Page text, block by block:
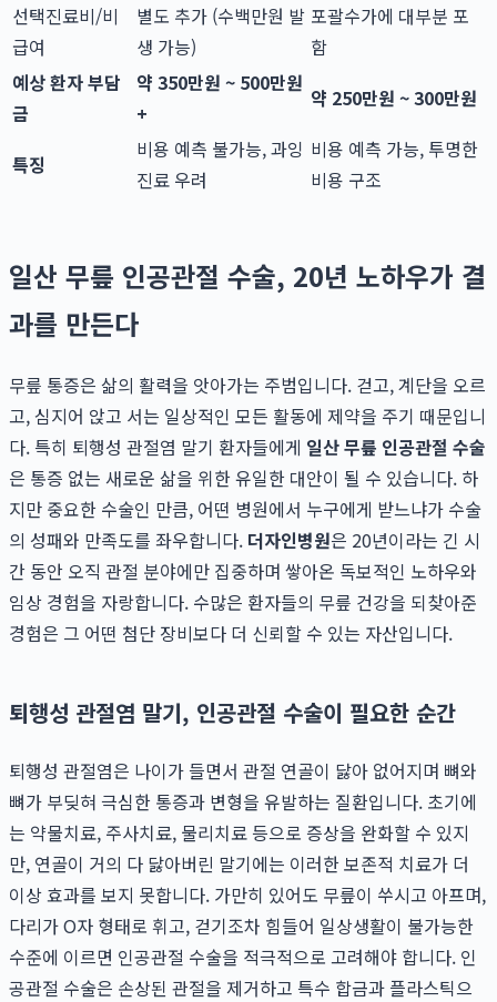
선택진료비/비
급여
별도 추가 (수백만원 발
생 가능)
포괄수가에 대부분 포
함
예상 환자 부담
금
약 350만원 ~ 500만원
+
약 250만원 ~ 300만원
특징
비용 예측 불가능, 과잉
진료 우려
비용 예측 가능, 투명한
비용 구조
일산 무릎 인공관절 수술, 20년 노하우가 결
과를 만든다
무릎 통증은 삶의 활력을 앗아가는 주범입니다. 걷고, 계단을 오르
고, 심지어 앉고 서는 일상적인 모든 활동에 제약을 주기 때문입니
다. 특히 퇴행성 관절염 말기 환자들에게 일산 무릎 인공관절 수술
은 통증 없는 새로운 삶을 위한 유일한 대안이 될 수 있습니다. 하
지만 중요한 수술인 만큼, 어떤 병원에서 누구에게 받느냐가 수술
의 성패와 만족도를 좌우합니다. 더자인병원은 20년이라는 긴 시
간 동안 오직 관절 분야에만 집중하며 쌓아온 독보적인 노하우와
임상 경험을 자랑합니다. 수많은 환자들의 무릎 건강을 되찾아준
경험은 그 어떤 첨단 장비보다 더 신뢰할 수 있는 자산입니다.
퇴행성 관절염 말기, 인공관절 수술이 필요한 순간
퇴행성 관절염은 나이가 들면서 관절 연골이 닳아 없어지며 뼈와
뼈가 부딪혀 극심한 통증과 변형을 유발하는 질환입니다. 초기에
는 약물치료, 주사치료, 물리치료 등으로 증상을 완화할 수 있지
만, 연골이 거의 다 닳아버린 말기에는 이러한 보존적 치료가 더
이상 효과를 보지 못합니다. 가만히 있어도 무릎이 쑤시고 아프며,
다리가 O자 형태로 휘고, 걷기조차 힘들어 일상생활이 불가능한
수준에 이르면 인공관절 수술을 적극적으로 고려해야 합니다. 인
공관절 수술은 손상된 관절을 제거하고 특수 합금과 플라스틱으